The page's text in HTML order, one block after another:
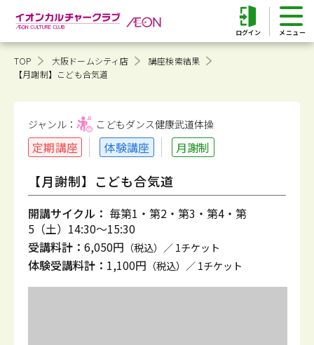
ログイン
TOP 大阪ドームシティ店
講座検索結果
【月謝制】こども合気道
ジャンル： こどもダンス健康武道体操
定期講座 体験講座 月謝制
【月謝制】こども合気道
開講サイクル： 毎第1・第2・第3・第4・第
5（土）14:30～15:30
受講料計： 6,050円 （税込）／ 1チケット
体験受講料計： 1,100円 （税込）／ 1チケット